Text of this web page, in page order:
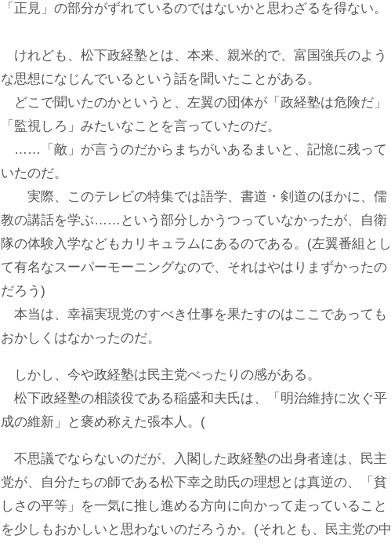
「正見」の部分がずれているのではないかと思わざるを得ない。
けれども、松下政経塾とは、本来、親米的で、富国強兵のよう
な思想になじんでいるという話を聞いたことがある。
どこで聞いたのかというと、左翼の団体が「政経塾は危険だ」
「監視しろ」みたいなことを言っていたのだ。
……「敵」が言うのだからまちがいあるまいと、記憶に残って
いたのだ。
実際、このテレビの特集では語学、書道・剣道のほかに、儒
教の講話を学ぶ……という部分しかうつっていなかったが、自衛
隊の体験入学などもカリキュラムにあるのである。(左翼番組とし
て有名なスーパーモーニングなので、それはやはりまずかったの
だろう)
本当は、幸福実現党のすべき仕事を果たすのはここであっても
おかしくはなかったのだ。
しかし、今や政経塾は民主党べったりの感がある。
松下政経塾の相談役である稲盛和夫氏は、「明治維持に次ぐ平
成の維新」と褒め称えた張本人。(
不思議でならないのだが、入閣した政経塾の出身者達は、民主
党が、自分たちの師である松下幸之助氏の理想とは真逆の、「貧
しさの平等」を一気に推し進める方向に向かって走っていること
を少しもおかしいと思わないのだろうか。(それとも、民主党の中